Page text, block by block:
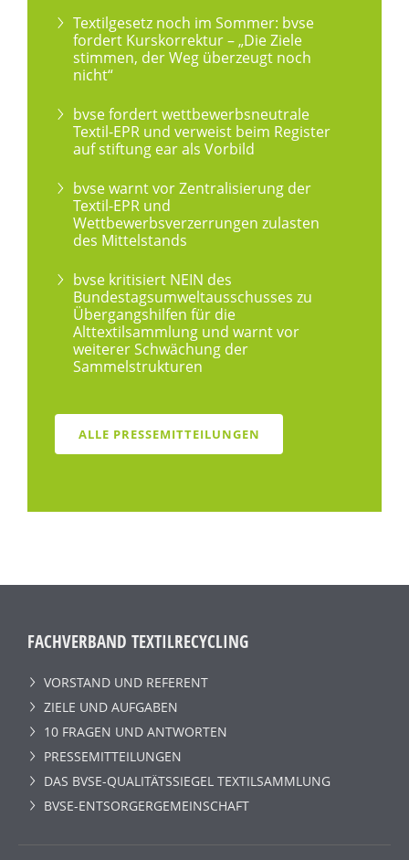
Textilgesetz noch im Sommer: bvse
fordert Kurskorrektur – „Die Ziele
stimmen, der Weg überzeugt noch
nicht“
bvse fordert wettbewerbsneutrale
Textil-EPR und verweist beim Register
auf stiftung ear als Vorbild
bvse warnt vor Zentralisierung der
Textil-EPR und
Wettbewerbsverzerrungen zulasten
des Mittelstands
bvse kritisiert NEIN des
Bundestagsumweltausschusses zu
Übergangshilfen für die
Alttextilsammlung und warnt vor
weiterer Schwächung der
Sammelstrukturen
ALLE PRESSEMITTEILUNGEN
FACHVERBAND TEXTILRECYCLING
VORSTAND UND REFERENT
ZIELE UND AUFGABEN
10 FRAGEN UND ANTWORTEN
PRESSEMITTEILUNGEN
DAS BVSE-QUALITÄTSSIEGEL TEXTILSAMMLUNG
BVSE-ENTSORGERGEMEINSCHAFT